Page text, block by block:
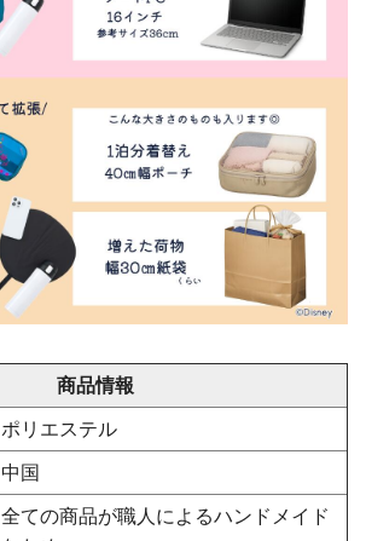
商品情報
ポリエステル
中国
全ての商品が職人によるハンドメイド